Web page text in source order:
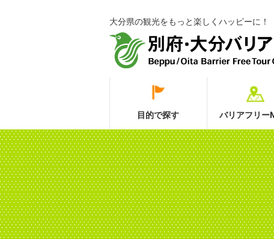
大分県の観光をもっと楽しくハッピーに！
目的で探す バリアフリー